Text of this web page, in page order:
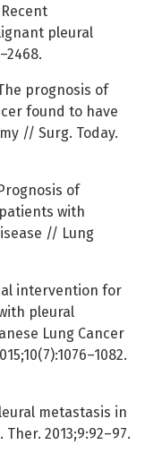
pleural
prognosis of
found to have
// Surg. Today.
of
with
// Lung
intervention for
pleural
Lung Cancer
metastasis in
2013;9:92–97.